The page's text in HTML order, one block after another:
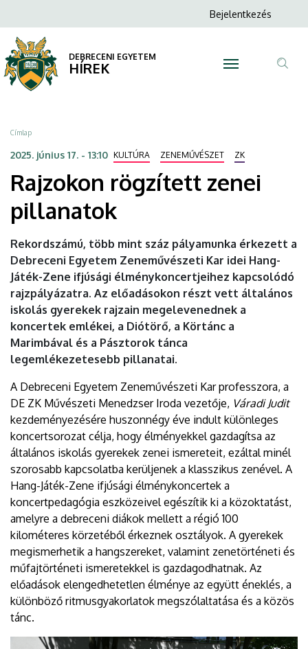
rögzített
zenei
pillanatok
DEBRECENI
EGYETEM
a
tartalomra
Anonim
menüje
Bejelentkezés
DEBRECENI EGYETEM
HÍREK
Morzsa
Címlap
2025. június 17. - 13:10 KULTÚRA ZENEMŰVÉSZET ZK
Rajzokon rögzített zenei
pillanatok
Rekordszámú, több mint száz pályamunka érkezett a
Debreceni Egyetem Zeneművészeti Kar idei Hang-
Játék-Zene ifjúsági élménykoncertjeihez kapcsolódó
rajzpályázatra. Az előadásokon részt vett általános
iskolás gyerekek rajzain megelevenednek a
koncertek emlékei, a Diótörő, a Körtánc a
Marimbával és a Pásztorok tánca
legemlékezetesebb pillanatai.
A Debreceni Egyetem Zeneművészeti Kar professzora, a
DE ZK Művészeti Menedzser Iroda vezetője, Váradi Judit
kezdeményezésére huszonnégy éve indult különleges
koncertsorozat célja, hogy élményekkel gazdagítsa az
általános iskolás gyerekek zenei ismereteit, ezáltal minél
szorosabb kapcsolatba kerüljenek a klasszikus zenével. A
Hang-Játék-Zene ifjúsági élménykoncertek a
koncertpedagógia eszközeivel egészítik ki a közoktatást,
amelyre a debreceni diákok mellett a régió 100
kilométeres körzetéből érkeznek osztályok. A gyerekek
megismerhetik a hangszereket, valamint zenetörténeti és
műfajtörténeti ismeretekkel is gazdagodhatnak. Az
előadások elengedhetetlen élménye az együtt éneklés, a
különböző ritmusgyakorlatok megszólaltatása és a közös
tánc.